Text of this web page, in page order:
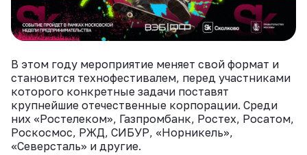
В этом году мероприятие меняет свой формат и
становится технофестивалем, перед участниками
которого конкретные задачи поставят
крупнейшие отечественные корпорации. Среди
них «Ростелеком», Газпромбанк, Ростех, Росатом,
Роскосмос, РЖД, СИБУР, «Норникель»,
«Северсталь» и другие.